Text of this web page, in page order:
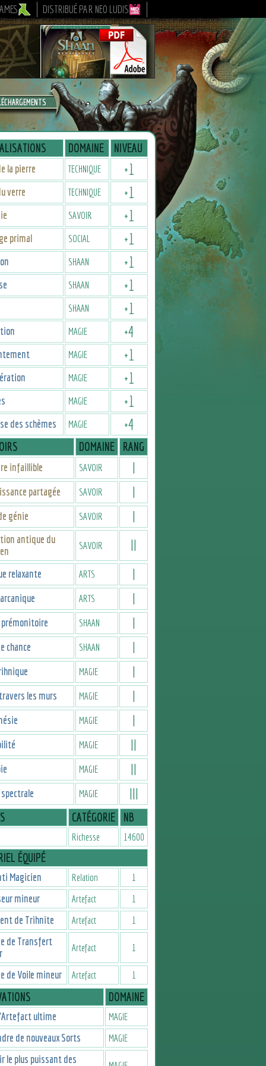
DISTRIBUÉ PAR NEO LUDIS
DOMAINE NIVEAU
la pierre TECHNIQUE +1
verre TECHNIQUE +1
SAVOIR +1
primal SOCIAL +1
SHAAN +1
SHAAN +1
SHAAN +1
MAGIE +4
MAGIE +1
MAGIE +1
MAGIE +1
des schèmes MAGIE +4
DOMAINE RANG
infaillible SAVOIR I
partagée SAVOIR I
génie SAVOIR I
antique du
SAVOIR II
relaxante ARTS I
ARTS I
SHAAN I
chance SHAAN I
MAGIE I
les murs MAGIE I
MAGIE I
MAGIE II
MAGIE II
MAGIE III
CATÉGORIE NB
Richesse 14600
ÉQUIPÉ
Magicien Relation 1
mineur Artefact 1
de Trihnite Artefact 1
de Transfert
Artefact 1
de Voile mineur Artefact 1
DOMAINE
ultime MAGIE
de nouveaux Sorts MAGIE
le plus puissant des